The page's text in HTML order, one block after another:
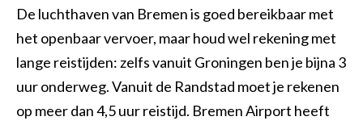
De luchthaven van Bremen is goed bereikbaar met
het openbaar vervoer, maar houd wel rekening met
lange reistijden: zelfs vanuit Groningen ben je bijna 3
uur onderweg. Vanuit de Randstad moet je rekenen
op meer dan 4,5 uur reistijd. Bremen Airport heeft